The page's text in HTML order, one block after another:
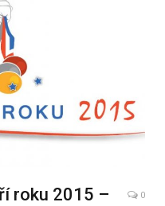
roku 2015 –
0